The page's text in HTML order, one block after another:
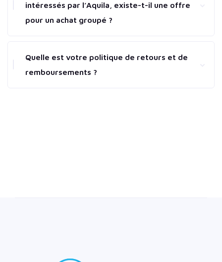
intéressés par l’Aquila, existe-t-il une offre
pour un achat groupé ?
Quelle est votre politique de retours et de
remboursements ?